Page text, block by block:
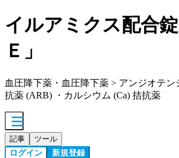
イルアミクス配合
Ｅ」
血圧降下薬・血圧降下薬 > アンジオテン
抗薬 (ARB) ・カルシウム (Ca) 拮抗薬
記事 ツール
ログイン 新規登録